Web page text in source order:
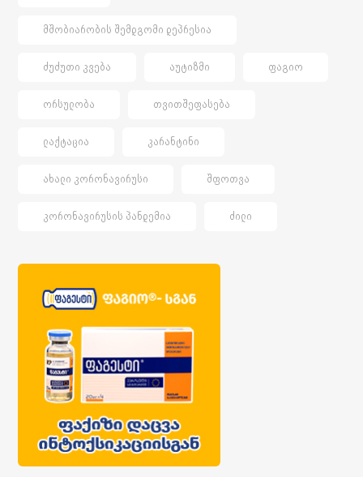
ᲛᲨᲝᲑᲘᲐᲠᲝᲑᲘᲡ ᲨᲔᲛᲓᲒᲝᲛᲘ ᲓᲔᲞᲠᲔᲡᲘᲐ
ᲫᲣᲫᲣᲗᲘ ᲙᲕᲔᲑᲐ ᲐᲣᲢᲘᲖᲛᲘ ᲤᲐᲒᲘᲝ
ᲝᲠᲡᲣᲚᲝᲑᲐ ᲗᲕᲘᲗᲨᲔᲤᲐᲡᲔᲑᲐ
ᲚᲐᲥᲢᲐᲪᲘᲐ ᲙᲐᲠᲐᲜᲢᲘᲜᲘ
ᲐᲮᲐᲚᲘ ᲙᲝᲠᲝᲜᲐᲕᲘᲠᲣᲡᲘ ᲨᲤᲝᲗᲕᲐ
ᲙᲝᲠᲝᲜᲐᲕᲘᲠᲣᲡᲘᲡ ᲞᲐᲜᲓᲔᲛᲘᲐ ᲫᲘᲚᲘ